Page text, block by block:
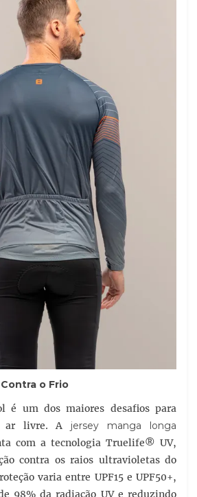
o Frio
é um dos maiores desafios para
ar livre. A jersey manga longa
com a tecnologia Truelife® UV,
contra os raios ultravioletas do
varia entre UPF15 e UPF50+,
98% da radiação UV e reduzindo